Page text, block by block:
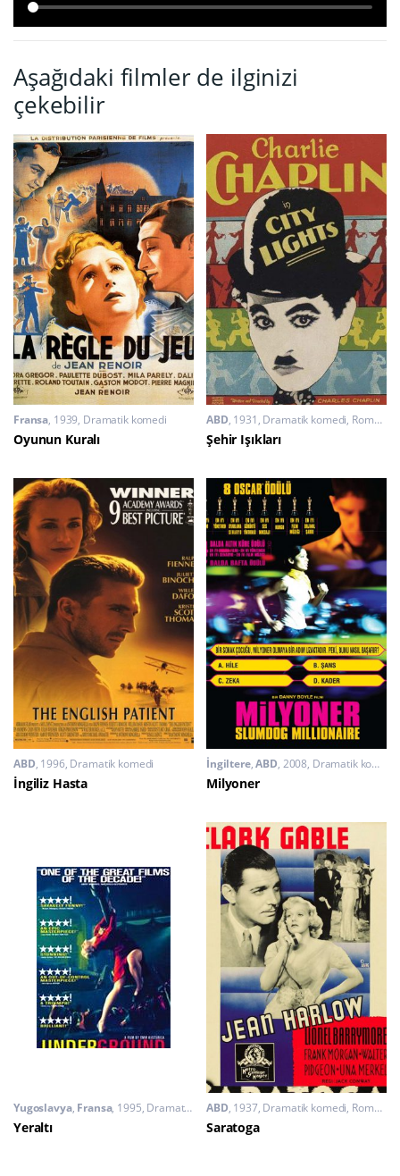
Aşağıdaki filmler de ilginizi
çekebilir
Fransa 1939 Dramatik komedi
Oyunun Kuralı
ABD 1931 Dramatik komedi, Romantik
Şehir Işıkları
ABD 1996 Dramatik komedi
İngiliz Hasta
İngiltere,ABD 2008 Dramatik komedi
Milyoner
Yugoslavya, Fransa 1995 Dramatik komedi ,Savaş
Yeraltı
ABD 1937 Dramatik komedi, Romantik
Saratoga